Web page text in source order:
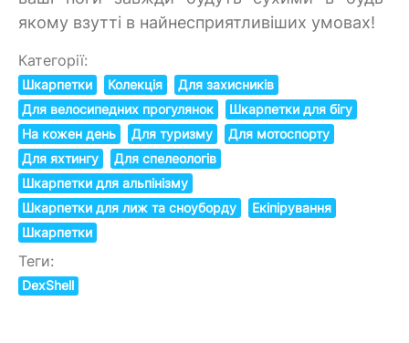
якому взутті в найнесприятливіших умовах!
Категорії:
Шкарпетки Колекція
Для захисників
Для велосипедних прогулянок
Шкарпетки для бігу
На кожен день
Для туризму
Для мотоспорту
Для яхтингу
Для спелеологів
Шкарпетки для альпінізму
Шкарпетки для лиж та сноуборду
Екіпірування
Шкарпетки
Теги:
DexShell